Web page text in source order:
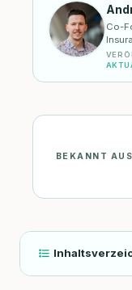
Co-
BEKANNT AUS